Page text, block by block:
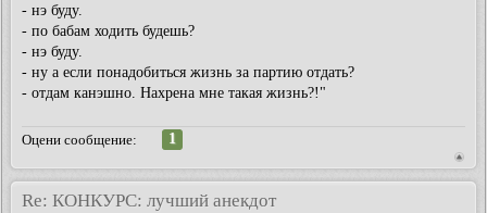
- нэ буду.
- по бабам ходить будешь?
- нэ буду.
- ну а если понадобиться жизнь за партию отдать?
- отдам канэшно. Нахрена мне такая жизнь?!"
Оцени сообщение:
1
Re: КОНКУРС: лучший анекдот